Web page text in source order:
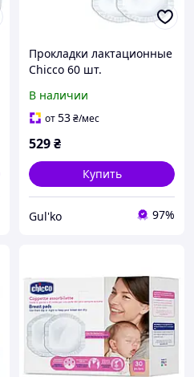
Прокладки лактационные
Chicco 60 шт.
В наличии
от53₴/мес
529₴
Купить
Gul'ko 97%